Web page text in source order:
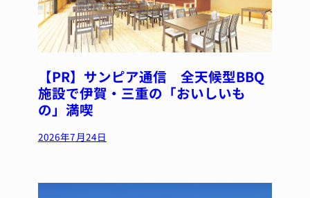
【PR】サンピア通信 全天候型BBQ
施設で伊賀・三重の「おいしいも
の」満喫
2026年7月24日